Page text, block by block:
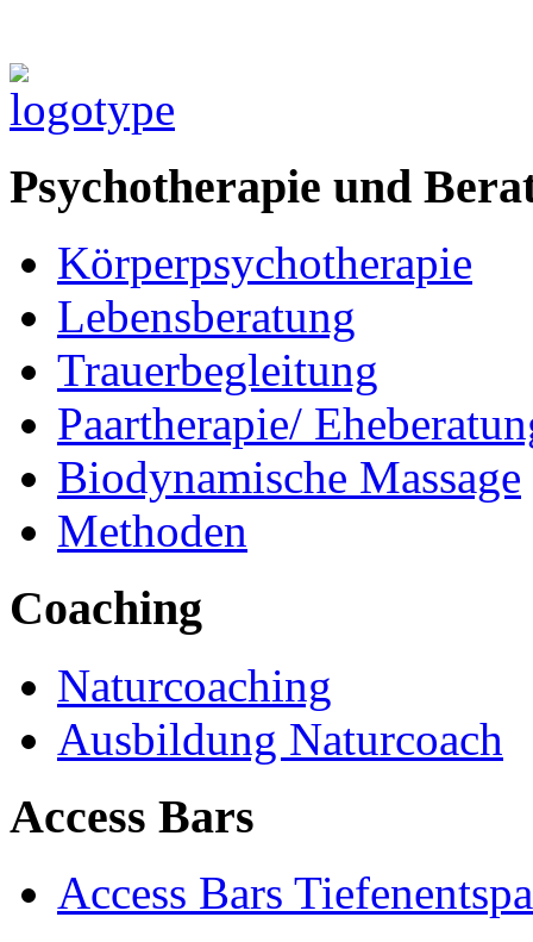
Psychotherapie und
Körperpsychotherapie
Lebensberatung
Trauerbegleitung
Paartherapie/
Biodynamische Massage
Methoden
Coaching
Naturcoaching
Ausbildung Naturcoach
Access Bars
Access Bars